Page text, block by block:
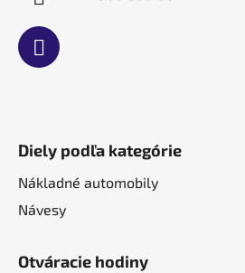
Diely podľa kategórie
Nákladné automobily
Návesy
Otváracie hodiny